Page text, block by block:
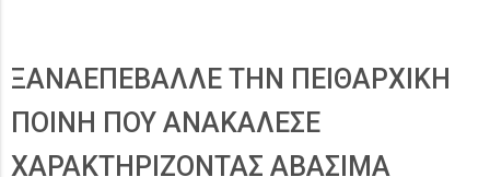
ΞΑΝΑΕΠΕΒΑΛΛΕ ΤΗΝ ΠΕΙΘΑΡΧΙΚΗ
ΠΟΙΝΗ ΠΟΥ ΑΝΑΚΑΛΕΣΕ
ΧΑΡΑΚΤΗΡΙΖΟΝΤΑΣ ΑΒΑΣΙΜΑ